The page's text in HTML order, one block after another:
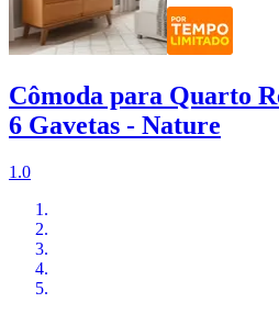
Cômoda para Quarto
6 Gavetas - Nature
1.0